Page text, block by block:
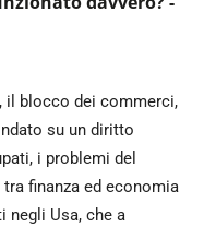
il blocco dei commerci,
su un diritto
i problemi del
finanza ed economia
negli Usa, che a